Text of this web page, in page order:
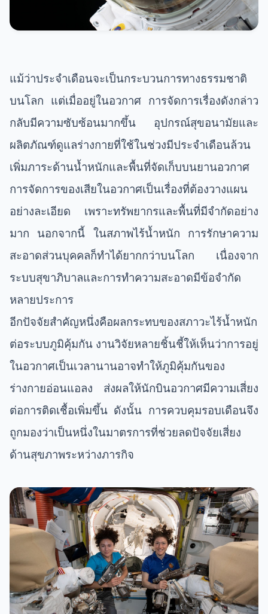
แม้ว่าประจำเดือนจะเป็นกระบวนการทางธรรมชาติ
บนโลก แต่เมื่ออยู่ในอวกาศ การจัดการเรื่องดังกล่าว
กลับมีความซับซ้อนมากขึ้น อุปกรณ์สุขอนามัยและ
ผลิตภัณฑ์ดูแลร่างกายที่ใช้ในช่วงมีประจำเดือนล้วน
เพิ่มภาระด้านน้ำหนักและพื้นที่จัดเก็บบนยานอวกาศ
การจัดการของเสียในอวกาศเป็นเรื่องที่ต้องวางแผน
อย่างละเอียด เพราะทรัพยากรและพื้นที่มีจำกัดอย่าง
มาก นอกจากนี้ ในสภาพไร้น้ำหนัก การรักษาความ
สะอาดส่วนบุคคลก็ทำได้ยากกว่าบนโลก เนื่องจาก
ระบบสุขาภิบาลและการทำความสะอาดมีข้อจำกัด
หลายประการ
อีกปัจจัยสำคัญหนึ่งคือผลกระทบของสภาวะไร้น้ำหนัก
ต่อระบบภูมิคุ้มกัน งานวิจัยหลายชิ้นชี้ให้เห็นว่าการอยู่
ในอวกาศเป็นเวลานานอาจทำให้ภูมิคุ้มกันของ
ร่างกายอ่อนแอลง ส่งผลให้นักบินอวกาศมีความเสี่ยง
ต่อการติดเชื้อเพิ่มขึ้น ดังนั้น การควบคุมรอบเดือนจึง
ถูกมองว่าเป็นหนึ่งในมาตรการที่ช่วยลดปัจจัยเสี่ยง
ด้านสุขภาพระหว่างภารกิจ